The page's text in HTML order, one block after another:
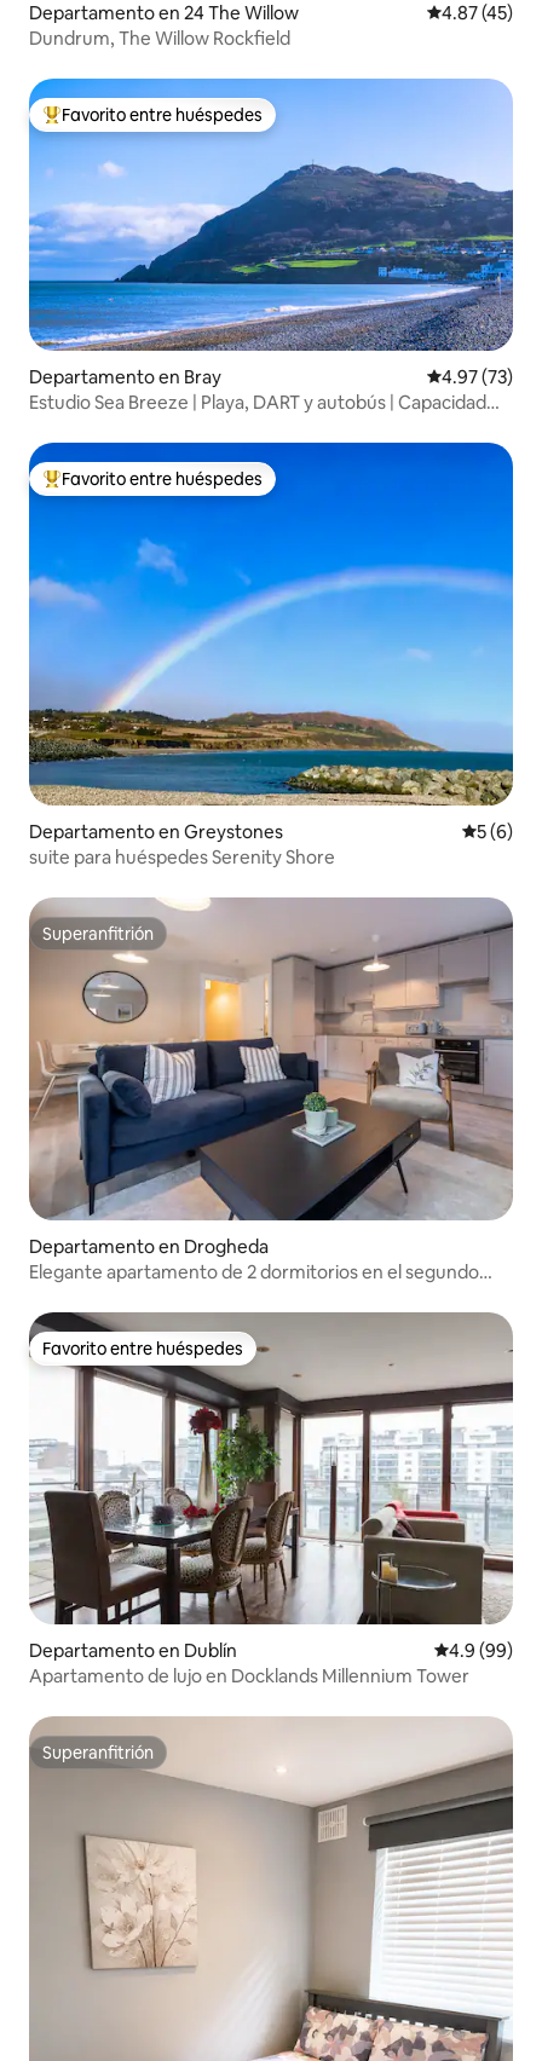
Departamento en 24 The Willow Calificación
4.87 (45)
Dundrum, The Willow Rockfield
De los mejores en Favorito entre huéspedes
Favorito entre huéspedes
Departamento en Bray Calificación
4.97 (73)
Estudio Sea Breeze | Playa, DART y autobús | Capacidad
De los mejores en Favorito entre huéspedes
Favorito entre huéspedes
Departamento en Greystones
5 (6)
suite para huéspedes Serenity Shore
Superanfitrión
Superanfitrión
Departamento en Drogheda
Elegante apartamento de 2 dormitorios en el segundo
Favorito entre huéspedes
Favorito entre huéspedes
Departamento en Dublín Calificación
4.9 (99)
Apartamento de lujo en Docklands Millennium Tower
Superanfitrión
Superanfitrión